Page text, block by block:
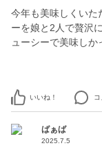
今年も美味しくいた
ーを娘と2人で贅沢
ューシーで美味しか
いいね！ コ
ばぁば
2025.7.5